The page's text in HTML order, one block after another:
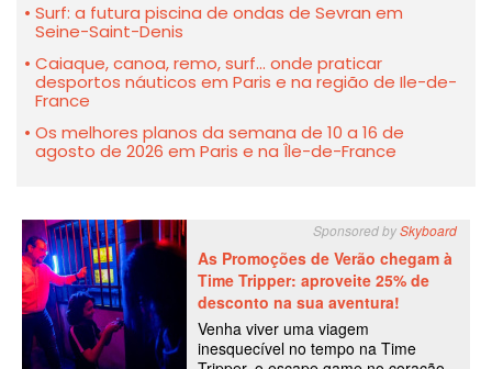
Surf: a futura piscina de ondas de Sevran em
Seine-Saint-Denis
Caiaque, canoa, remo, surf... onde praticar
desportos náuticos em Paris e na região de Ile-de-
France
Os melhores planos da semana de 10 a 16 de
agosto de 2026 em Paris e na Île-de-France